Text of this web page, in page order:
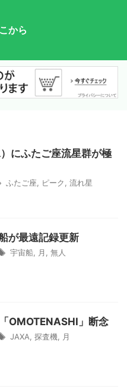
から
にふたご座流星群が極
ふたご座 ピーク 流れ星
が最遠記録更新
宇宙船 月 無人
OMOTENASHI」断念
JAXA 探査機 月